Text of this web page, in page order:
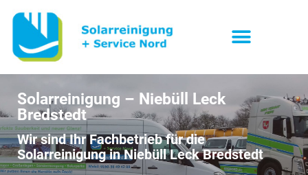
Solarreinigung – Niebüll Leck
Bredstedt
Wir sind Ihr Fachbetrieb für die
Solarreinigung in Niebüll Leck Bredstedt